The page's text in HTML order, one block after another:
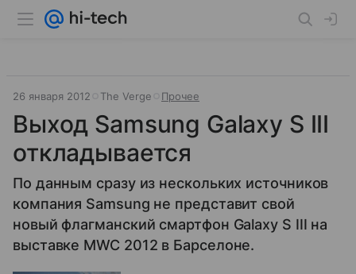
26 января 2012 The Verge Прочее
Выход Samsung Galaxy S III
откладывается
По данным сразу из нескольких источников
компания Samsung не представит свой
новый флагманский смартфон Galaxy S III на
выставке MWC 2012 в Барселоне.